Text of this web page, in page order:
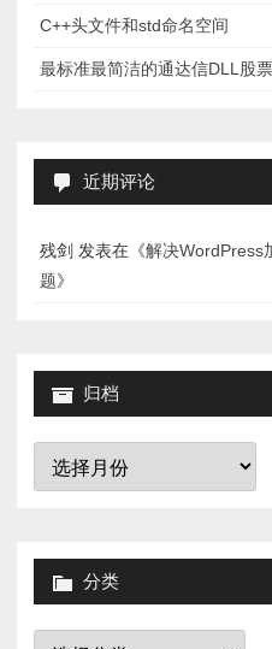
C++头文件和std命名空间
最标准最简洁的通达信DLL股
近期评论
残剑 发表在《解决WordPress
题》
归档
归
分类
分